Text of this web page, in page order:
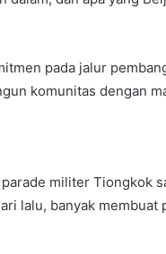
pada jalur
komunitas dengan
militer Tiongkok
lalu, banyak